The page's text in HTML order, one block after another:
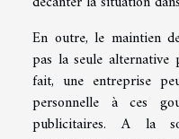
En outre, le maintien
pas la seule alternative
fait, une entreprise
personnelle à ces
publicitaires. A la